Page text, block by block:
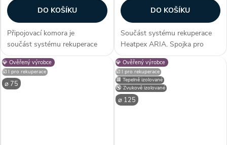
DO KOŠÍKU
Připojovací komora je
součást systému rekuperace
Heatpex ARIA. Umožňuje
připojení až 3 potrubí o
průměru 75 mm k difuzoru pro
přívodu nebo odvodu
DO KOŠÍKU
Součást systému rekuperace
Heatpex ARIA. Spojka pro
spojení dvou potrubí HEATPEX
ARIA 90 mm. Pro konektor
jsou nutná dvě 90mm těsnění,
která jsou k dispozici...
💎 Ověřený výrobce
⌀ 75
☑️ I pro rekuperace
⌀ 125
💎 Ověřený výrobce
🟥 Tepelně izolované
🔇 Zvukově izolované
☑️ I pro rekuperace